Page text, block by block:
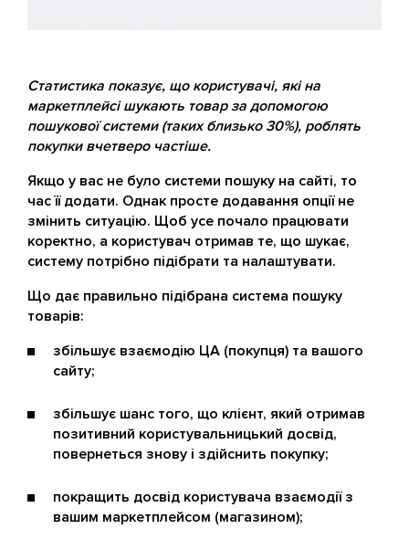
Статистика показує, що користувачі, які на
маркетплейсі шукають товар за допомогою
пошукової системи (таких близько 30%), роблять
покупки вчетверо частіше.
Якщо у вас не було системи пошуку на сайті, то
час її додати. Однак просте додавання опції не
змінить ситуацію. Щоб усе почало працювати
коректно, а користувач отримав те, що шукає,
систему потрібно підібрати та налаштувати.
Що дає правильно підібрана система пошуку
товарів:
збільшує взаємодію ЦА (покупця) та вашого
сайту;
збільшує шанс того, що клієнт, який отримав
позитивний користувальницький досвід,
повернеться знову і здійснить покупку;
покращить досвід користувача взаємодії з
вашим маркетплейсом (магазином);